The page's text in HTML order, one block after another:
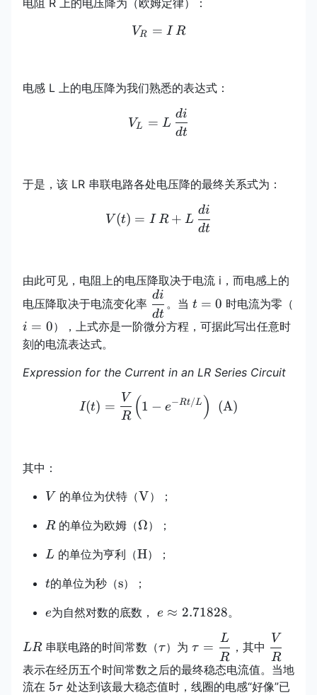
V_R=I\,R
VR = I R
电感 L 上的电压降为我们熟悉的表达式：
V_L=L\,\frac{di}{dt}
VL = L
dt
di
于是，该 LR 串联电路各处电压降的最终关系式为：
V (t) = I R + L
dt
di
由此可见，电阻上的电压降取决于电流 i，而电感上的
电压降取决于电流变化率 \dfrac{di}
{dt}
dt
di
。当 t=0
t = 0 时电流为零（
i = 0），上式亦是一阶微分方程，可据此写出任意时
刻的电流表达式。
Expression for the Current in an LR Series Circuit
I(t) =
R
V (1 − e−Rt/L ) (A)
其中：
V
V 的单位为伏特（\mathrm{V}
V）；
R
R的单位为欧姆（\Omega
Ω）；
L
L 的单位为亨利（\mathrm{H}
H）；
t
t的单位为秒（\mathrm{s}
s）；
e
e为自然对数的底数， e
2.71828
e ≈ 2.71828。
LR
LR串联电路的时间常数（ \tau
τ ）为 \displaystyle
\tau=\frac{L}
{R}
τ =
R
L
，其中
{R}
R
V
表示在经历五个时间常数之后的最终稳态电流值。当地
流在 5\tau
5τ 处达到该最大稳态值时，线圈的电感“好像”已